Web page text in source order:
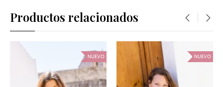
Productos relacionados